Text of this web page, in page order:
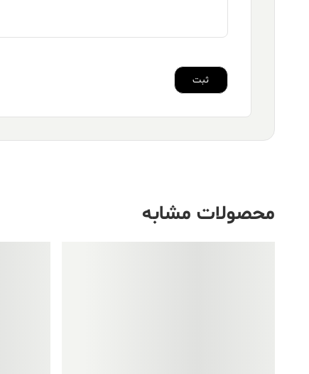
محصولات مشابه